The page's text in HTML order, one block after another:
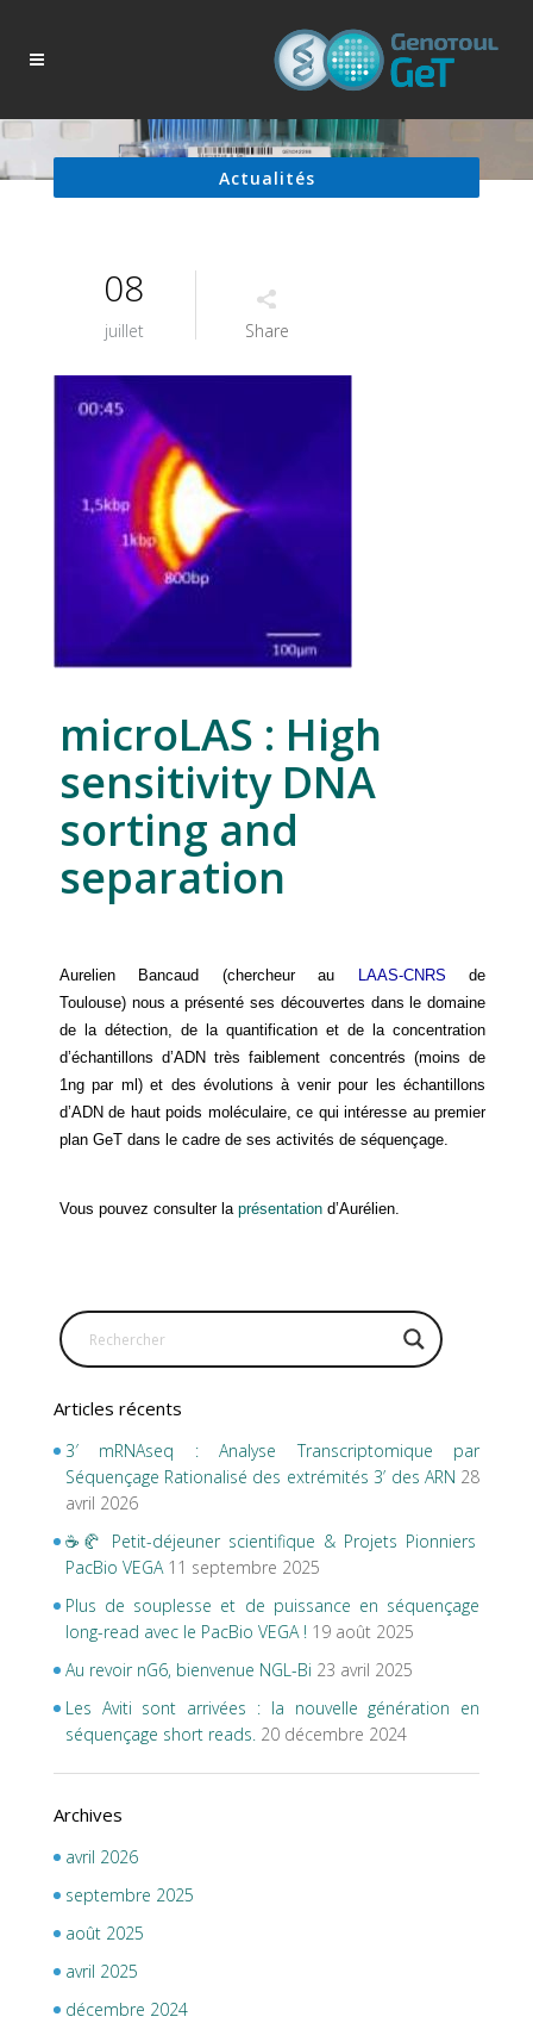
Actualités
08
juillet Share
microLAS : High
sensitivity DNA
sorting and
separation
Aurelien Bancaud (chercheur au LAAS-CNRS de
Toulouse) nous a présenté ses découvertes dans le domaine
de la détection, de la quantification et de la concentration
d’échantillons d’ADN très faiblement concentrés (moins de
1ng par ml) et des évolutions à venir pour les échantillons
d’ADN de haut poids moléculaire, ce qui intéresse au premier
plan GeT dans le cadre de ses activités de séquençage.
Vous pouvez consulter la présentationd’Aurélien.
Articles récents
3′ mRNAseq : Analyse Transcriptomique par
Séquençage Rationalisé des extrémités 3’ des ARN 28
avril 2026
☕🥐 Petit-déjeuner scientifique & Projets Pionniers
PacBio VEGA 11 septembre 2025
Plus de souplesse et de puissance en séquençage
long-read avec le PacBio VEGA ! 19 août 2025
Au revoir nG6, bienvenue NGL-Bi 23 avril 2025
Les Aviti sont arrivées : la nouvelle génération en
séquençage short reads. 20 décembre 2024
Archives
avril 2026
septembre 2025
août 2025
avril 2025
décembre 2024